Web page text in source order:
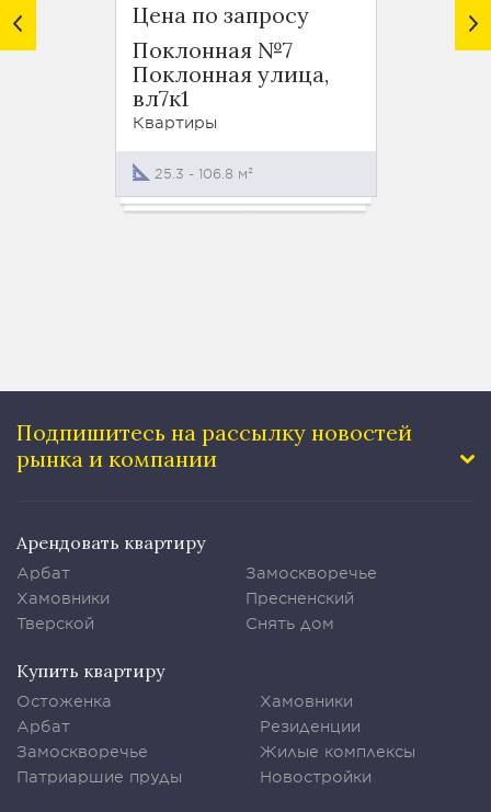
Цена по запросу
Поклонная №7
Поклонная улица,
вл7к1
Квартиры
25.3 - 106.8 м²
от
Подпишитесь на рассылку новостей
рынка и компании
Арендовать квартиру
Арбат
Хамовники
Тверской
Замоскворечье
Пресненский
Снять дом
Купить квартиру
Остоженка
Арбат
Замоскворечье
Патриаршие пруды
Хамовники
Резиденции
Жилые комплексы
Новостройки